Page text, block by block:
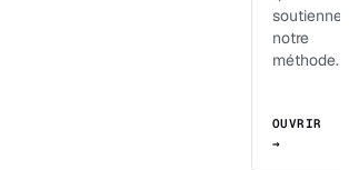
notre
méthode.
OUVRIR
→